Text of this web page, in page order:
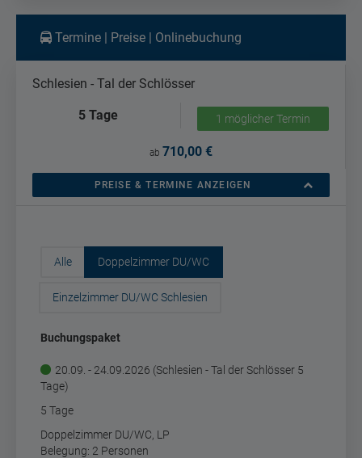
Termine | Preise | Onlinebuchung
Schlesien - Tal der Schlösser
5 Tage 1 möglicher Termin
ab 710,00 €
PREISE & TERMINE ANZEIGEN
Alle Doppelzimmer DU/WC
Einzelzimmer DU/WC Schlesien
Buchungspaket
20.09. - 24.09.2026 (Schlesien - Tal der Schlösser 5
Tage)
5 Tage
Doppelzimmer DU/WC, LP
Belegung: 2 Personen